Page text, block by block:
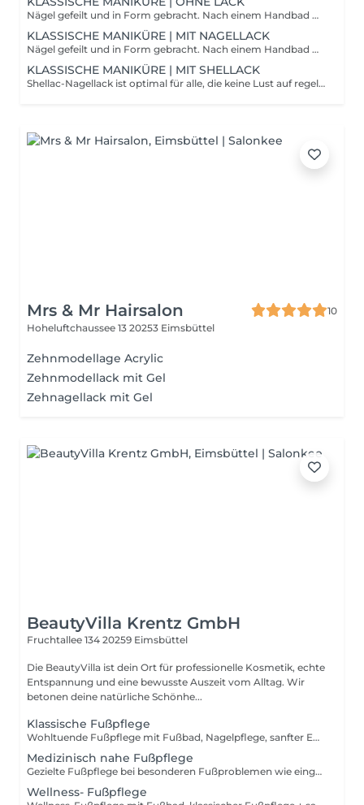
Nägel gefeilt und in Form gebracht. Nach einem Handbad wird die Nagelhaut gelöst und zurückgeschoben. anschließend schön poliert. Eine abschliessende Handpflege wird mit einer kleinen Handmassage durchgeführt.
KLASSISCHE MANIKÜRE | MIT NAGELLACK
Nägel gefeilt und in Form gebracht. Nach einem Handbad wird die Nagelhaut gelöst und zurückgeschoben. anschließend schön poliert. Eine abschliessende Handpflege wird mit einer kleinen Handmassage durchgeführt.
KLASSISCHE MANIKÜRE | MIT SHELLACK
Shellac-Nagellack ist optimal für alle, die keine Lust auf regelmäßiges Nachlackieren haben. Haltbarkeit bis zu 14 Tagen.
Mrs & Mr Hairsalon
10
Hoheluftchaussee 13 20253 Eimsbüttel
Zehnmodellage Acrylic
Zehnmodellack mit Gel
Zehnagellack mit Gel
BeautyVilla Krentz GmbH
Fruchtallee 134 20259 Eimsbüttel
Die BeautyVilla ist dein Ort für professionelle Kosmetik, echte
Entspannung und eine bewusste Auszeit vom Alltag. Wir
betonen deine natürliche Schönhe...
Klassische Fußpflege
Wohltuende Fußpflege mit Fußbad, Nagelpflege, sanfter Entfernung überschüssiger Haut und abschließender Pflege. Ideal für gepflegte, zarte und schöne Füße.
Medizinisch nahe Fußpflege
Gezielte Fußpflege bei besonderen Fußproblemen wie eingewachsenen Nägeln, Hühneraugen, rissigen Fersen, starker Hornhaut oder verdickten Nägeln. Inklusive Fußbad, Nagelpflege, Hornhautbehandlung und kurzer Fußmassage.
Wellness- Fußpflege